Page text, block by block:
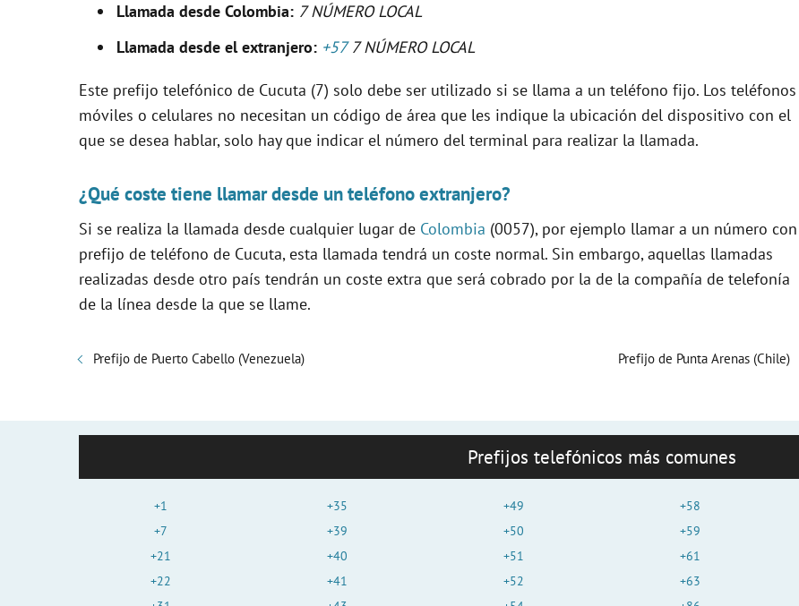
e
Llamada desde Colombia: 7 NÚMERO LOCAL
Llamada desde el extranjero: +577 NÚMERO LOCAL
Este prefijo telefónico de Cucuta (7) solo debe ser utilizado si se llama a un teléfono fijo. Los teléfonos
móviles o celulares no necesitan un código de área que les indique la ubicación del dispositivo con el
que se desea hablar, solo hay que indicar el número del terminal para realizar la llamada.
¿Qué coste tiene llamar desde un teléfono extranjero?
Si se realiza la llamada desde cualquier lugar de Colombia (0057), por ejemplo llamar a un número con
prefijo de teléfono de Cucuta, esta llamada tendrá un coste normal. Sin embargo, aquellas llamadas
realizadas desde otro país tendrán un coste extra que será cobrado por la de la compañía de telefonía
de la línea desde la que se llame.
Prefijo de Puerto Cabello (Venezuela) Prefijo de Punta Arenas (Chile)
Prefijos telefónicos más comunes
+1
+7
+21
+22
+35
+39
+40
+41
+49
+50
+51
+52
+58
+59
+61
+63